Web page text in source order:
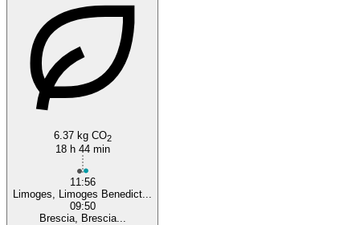
Limoges
6.37 kg CO2
18 h 44 min
11:56
Limoges, Limoges Benedict...
09:50
Brescia, Brescia...